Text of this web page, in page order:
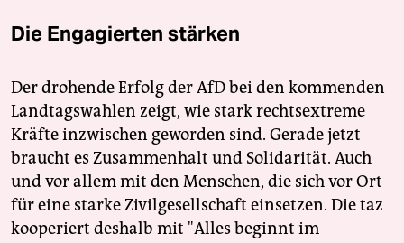
Die Engagierten stärken
Der drohende Erfolg der AfD bei den kommenden
Landtagswahlen zeigt, wie stark rechtsextreme
Kräfte inzwischen geworden sind. Gerade jetzt
braucht es Zusammenhalt und Solidarität. Auch
und vor allem mit den Menschen, die sich vor Ort
für eine starke Zivilgesellschaft einsetzen. Die taz
kooperiert deshalb mit "Alles beginnt im